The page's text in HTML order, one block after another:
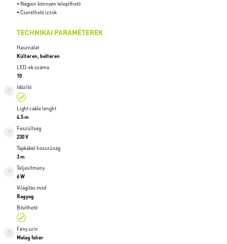
• Nagyon könnyen telepíthető
• Cserélhető izzók
TECHNIKAI PARAMÉTEREK
Használat
Kültéren, beltéren
LED-ek száma
10
Időzítő
Light cable lenght
4.5 m
Feszültség
230 V
Tápkábel hosszúság
3 m
Teljesítmény
6 W
Világítás mód
Ragyog
Bővíthető
Fény szín
Meleg fehér